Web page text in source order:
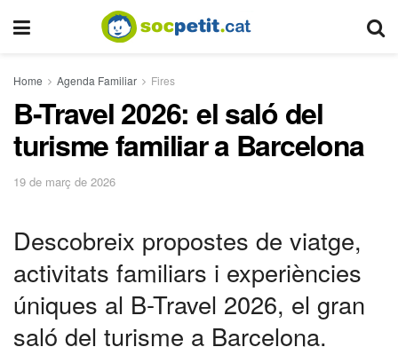
Home Agenda Familiar Fires
B-Travel 2026: el saló del
turisme familiar a Barcelona
19 de març de 2026
Descobreix propostes de viatge,
activitats familiars i experiències
úniques al B-Travel 2026, el gran
saló del turisme a Barcelona.